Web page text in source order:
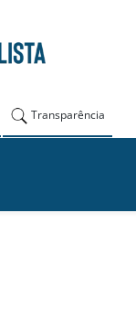
FUSSBE – Várzea
Transparência